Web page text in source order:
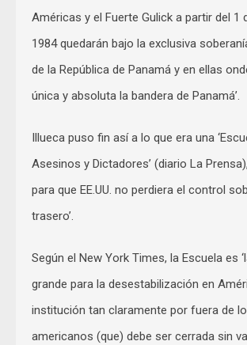
Américas y el Fuerte Gulick a partir del 1
1984 quedarán bajo la exclusiva
de la República de Panamá y en ellas
única y absoluta la bandera de Panamá’.
Illueca puso fin así a lo que era una
Asesinos y Dictadores’ (diario La
para que EE.UU. no perdiera el control
trasero’.
Según el New York Times, la Escuela es
grande para la desestabilización en
institución tan claramente por fuera de
americanos (que) debe ser cerrada sin